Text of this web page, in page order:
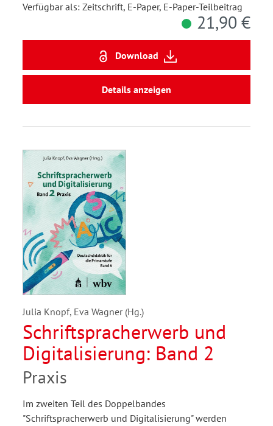
Verfügbar als: Zeitschrift, E-Paper, E-Paper-Teilbeitrag
21,90 €
Download
Details anzeigen
Julia Knopf, Eva Wagner (Hg.)
Schriftspracherwerb und
Digitalisierung: Band 2
Praxis
Im zweiten Teil des Doppelbandes
"Schriftspracherwerb und Digitalisierung" werden